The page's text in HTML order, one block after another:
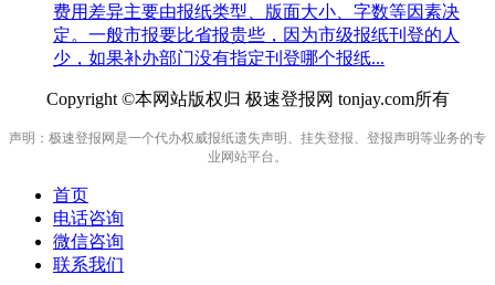
费用差异主要由报纸类型、版面大小、字数等因素决
定。一般市报要比省报贵些，因为市级报纸刊登的人
少，如果补办部门没有指定刊登哪个报纸...
Copyright ©本网站版权归 极速登报网 tonjay.com所有
声明：极速登报网是一个代办权威报纸遗失声明、挂失登报、登报声明等业务的专
业网站平台。
首页
电话咨询
微信咨询
联系我们